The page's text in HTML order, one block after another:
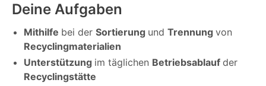
Deine Aufgaben
Mithilfe bei der Sortierung und Trennung von
Recyclingmaterialien
Unterstützung im täglichen Betriebsablauf der
Recyclingstätte